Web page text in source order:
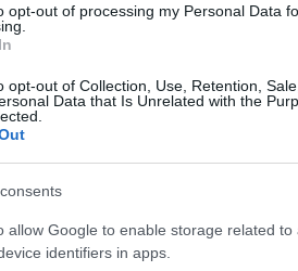
opt-out of processing my Personal Data
opt-out of Collection, Use, Retention,
Data that Is Unrelated with the
allow Google to enable storage related
identifiers in apps.